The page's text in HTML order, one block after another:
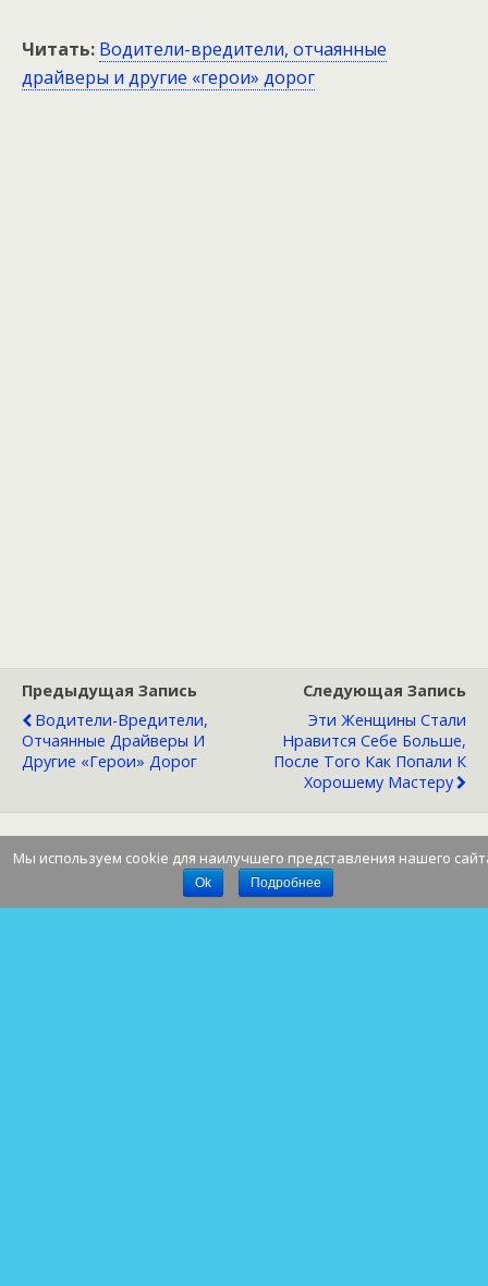
Читать: Водители-вредители, отчаянные
драйверы и другие «герои» дорог
Предыдущая Запись
Водители-Вредители,
Отчаянные Драйверы И
Другие «герои» Дорог
Следующая Запись
Эти Женщины Стали
Нравится Себе Больше,
После Того Как Попали К
Хорошему Мастеру
Мы используем cookie для наилучшего представления нашего
Ok Подробнее
Наверх